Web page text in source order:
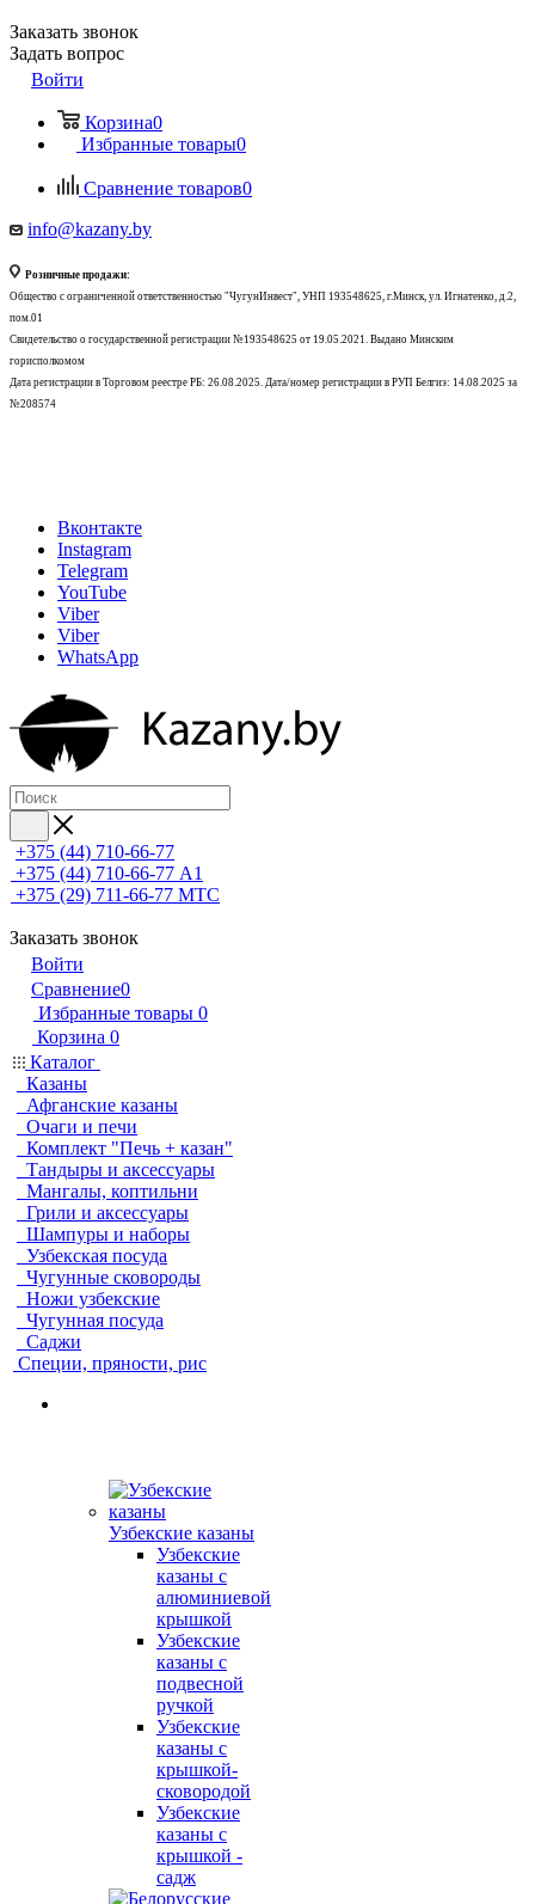
Заказать звонок
Задать вопрос
Войти
Корзина0
Избранные товары0
Сравнение товаров0
info@kazany.by
Розничные продажи:
Общество с ограниченной ответственностью "ЧугунИнвест", УНП 193548625, г.Минск, ул. Игнатенко, д.2,
пом.01
Свидетельство о государственной регистрации №193548625 от 19.05.2021. Выдано Минским
горисполкомом
Дата регистрации в Торговом реестре РБ: 26.08.2025. Дата/номер регистрации в РУП Белгиэ: 14.08.2025 за
№208574
Вконтакте
Instagram
Telegram
YouTube
Viber
Viber
WhatsApp
+375 (44) 710-66-77
+375 (44) 710-66-77 А1
+375 (29) 711-66-77 МТС
Заказать звонок
Войти
Сравнение0
Избранные товары 0
Корзина 0
Каталог
Казаны
Афганские казаны
Очаги и печи
Комплект "Печь + казан"
Тандыры и аксессуары
Мангалы, коптильни
Грили и аксессуары
Шампуры и наборы
Узбекская посуда
Чугунные сковороды
Ножи узбекские
Чугунная посуда
Саджи
Специи, пряности, рис
Узбекские казаны
Узбекские
казаны с
алюминиевой
крышкой
Узбекские
казаны с
подвесной
ручкой
Узбекские
казаны с
крышкой-
сковородой
Узбекские
казаны с
крышкой -
садж